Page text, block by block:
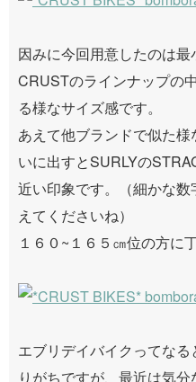
因みに今回用意したのは最
CRUSTのラインナップの
る様なサイズ感です。
あえて他ブランドで似た
いに出すとSURLYの
近い印象です。（細かな
えてくださいね）
１６０~１６５㎝位の方に
エブリデイバイクってな
りがちですが、最近は気